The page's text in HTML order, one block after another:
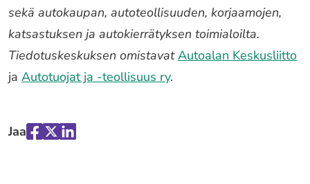
sekä autokaupan, autoteollisuuden, korjaamojen,
katsastuksen ja autokierrätyksen toimialoilta.
Tiedotuskeskuksen omistavatAutoalan Keskusliitto
ja Autotuojat ja -teollisuus ry.
Jaa